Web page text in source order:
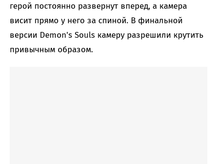
герой постоянно развернут вперед, а камера
висит прямо у него за спиной. В финальной
версии Demon's Souls камеру разрешили крутить
привычным образом.